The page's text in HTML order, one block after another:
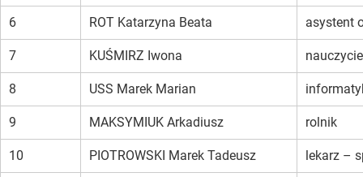
6 ROT Katarzyna Beata asystent
7 KUŚMIRZ Iwona
8 USS Marek Marian
9 MAKSYMIUK Arkadiusz rolnik
10 PIOTROWSKI Marek Tadeusz lekarz –